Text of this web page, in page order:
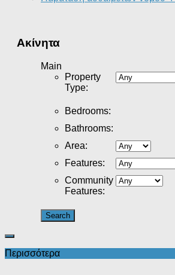
Ακίνητα
Main
Property
Type:
Bedrooms:
Bathrooms:
Area:
Features:
Community
Features:
Περισσότερα